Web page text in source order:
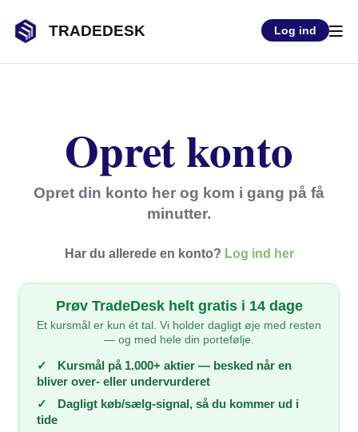
TRADEDESK Log ind
Opret konto
Opret din konto her og kom i gang på få
minutter.
Har du allerede en konto? Log ind her
Prøv TradeDesk helt gratis i 14 dage
Et kursmål er kun ét tal. Vi holder dagligt øje med resten
— og med hele din portefølje.
✓
Kursmål på 1.000+ aktier — besked når en
bliver over- eller undervurderet
✓
Dagligt køb/sælg-signal, så du kommer ud i
tide